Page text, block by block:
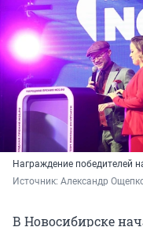
Награждение победителей
Источник: Александр
В Новосибирске